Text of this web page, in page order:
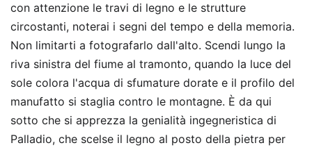
con attenzione le travi di legno e le strutture
circostanti, noterai i segni del tempo e della memoria.
Non limitarti a fotografarlo dall'alto. Scendi lungo la
riva sinistra del fiume al tramonto, quando la luce del
sole colora l'acqua di sfumature dorate e il profilo del
manufatto si staglia contro le montagne. È da qui
sotto che si apprezza la genialità ingegneristica di
Palladio, che scelse il legno al posto della pietra per